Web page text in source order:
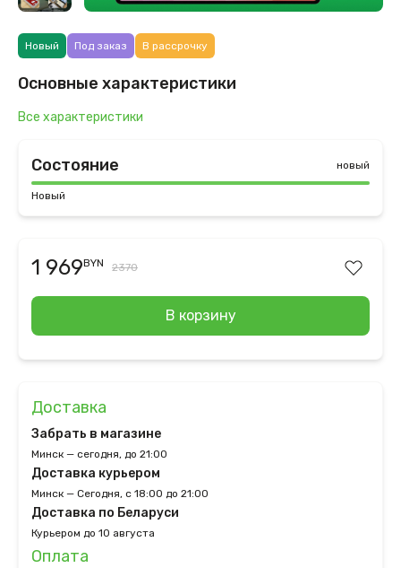
Новый Под заказ В рассрочку
Основные характеристики
Все характеристики
Состояние новый
Новый
1 969BYN 2370
В корзину
Доставка
Забрать в магазине
Минск — сегодня, до 21:00
Доставка курьером
Минск — Сегодня, с 18:00 до 21:00
Доставка по Беларуси
Курьером до 10 августа
Оплата